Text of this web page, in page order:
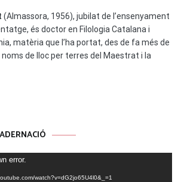
(Almassora, 1956), jubilat de l’ensenyament
és doctor en Filologia Catalana i
matèria que l’ha portat, des de fa més de
de lloc per terres del Maestrat i la
error.
watch?v=dG2jo65U4l0&_=1